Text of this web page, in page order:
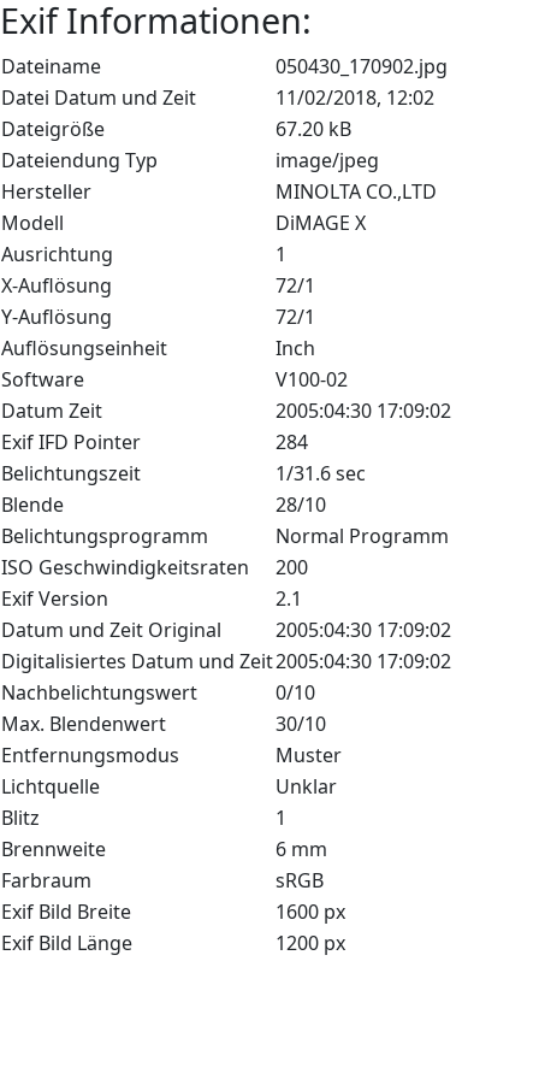
Exif Informationen:
Dateiname
050430_170902.jpg
Datei Datum und Zeit
11/02/2018, 12:02
Dateigröße
67.20 kB
Dateiendung Typ
image/jpeg
Hersteller
MINOLTA CO.,LTD
Modell
DiMAGE X
Ausrichtung
1
X-Auflösung
72/1
Y-Auflösung
72/1
Auflösungseinheit
Inch
Software
V100-02
Datum Zeit
2005:04:30 17:09:02
Exif IFD Pointer
284
Belichtungszeit
1/31.6 sec
Blende
28/10
Belichtungsprogramm
Normal Programm
ISO Geschwindigkeitsraten
200
Exif Version
2.1
Datum und Zeit Original
2005:04:30 17:09:02
Digitalisiertes Datum und Zeit2005:04:30 17:09:02
Nachbelichtungswert
0/10
Max. Blendenwert
30/10
Entfernungsmodus
Muster
Lichtquelle
Unklar
Blitz
1
Brennweite
6 mm
Farbraum
sRGB
Exif Bild Breite
1600 px
Exif Bild Länge
1200 px